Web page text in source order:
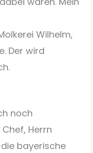
Wilhelm,
Der wird
noch
Herrn
bayerische